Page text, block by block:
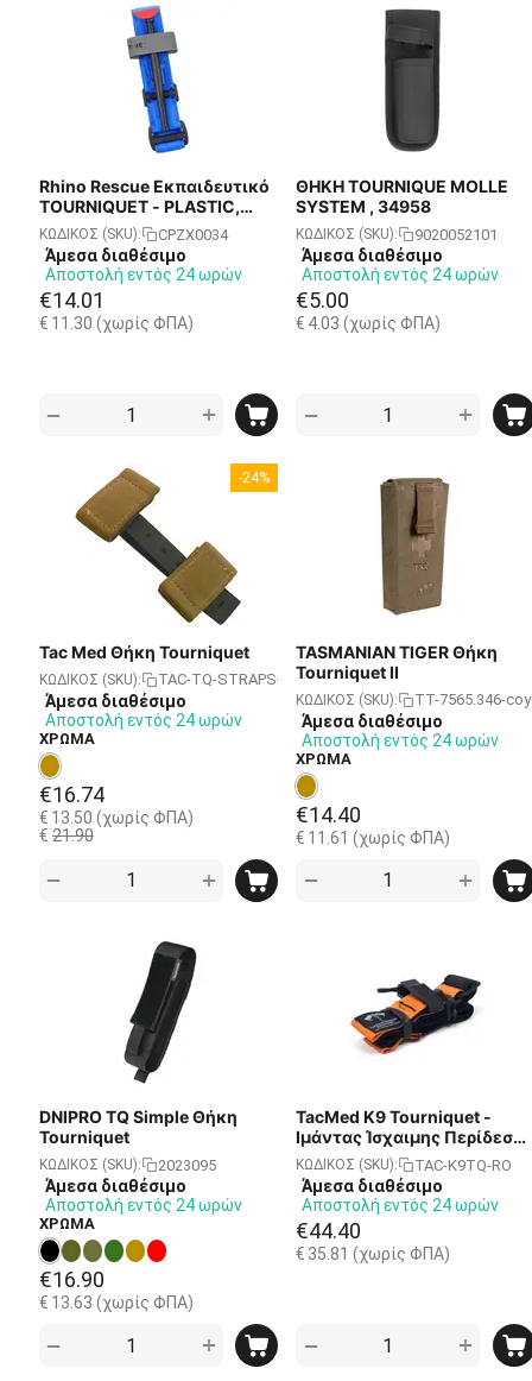
Rhino RescueΕκπαιδευτικό
TOURNIQUET - PLASTIC,
BLUE/TRAINING
ΚΩΔΙΚΟΣ (SKU): CPZX0034
Άμεσα διαθέσιμο
Αποστολή εντός 24 ωρών
€14.01
€ 11.30 (χωρίς ΦΠΑ)
+
−
ΘΗΚΗ TOURNIQUE MOLLE
SYSTEM , 34958
ΚΩΔΙΚΟΣ (SKU): 9020052101
Άμεσα διαθέσιμο
Αποστολή εντός 24 ωρών
€5.00
€ 4.03 (χωρίς ΦΠΑ)
+
−
-24%
Tac Med Θήκη Tourniquet
ΚΩΔΙΚΟΣ (SKU): TAC-TQ-STRAPS-TAN
Άμεσα διαθέσιμο
Αποστολή εντός 24 ωρών
ΧΡΩΜΑ
€16.74
€ 13.50 (χωρίς ΦΠΑ)
€ 21.90
+
−
TASMANIAN TIGER Θήκη
Tourniquet II
ΚΩΔΙΚΟΣ (SKU): TT-7565.346-
Άμεσα διαθέσιμο
Αποστολή εντός 24 ωρών
ΧΡΩΜΑ
€14.40
€ 11.61 (χωρίς ΦΠΑ)
+
−
DNIPRO TQ Simple Θήκη
Tourniquet
ΚΩΔΙΚΟΣ (SKU): 2023095
Άμεσα διαθέσιμο
Αποστολή εντός 24 ωρών
ΧΡΩΜΑ
€16.90
€ 13.63 (χωρίς ΦΠΑ)
+
−
TacMed K9 Tourniquet -
Ιμάντας Ίσχαιμης Περίδεσης
για Σκύλους και Ζώα
ΚΩΔΙΚΟΣ (SKU): TAC-K9TQ-RO
Άμεσα διαθέσιμο
Αποστολή εντός 24 ωρών
€44.40
€ 35.81 (χωρίς ΦΠΑ)
+
−